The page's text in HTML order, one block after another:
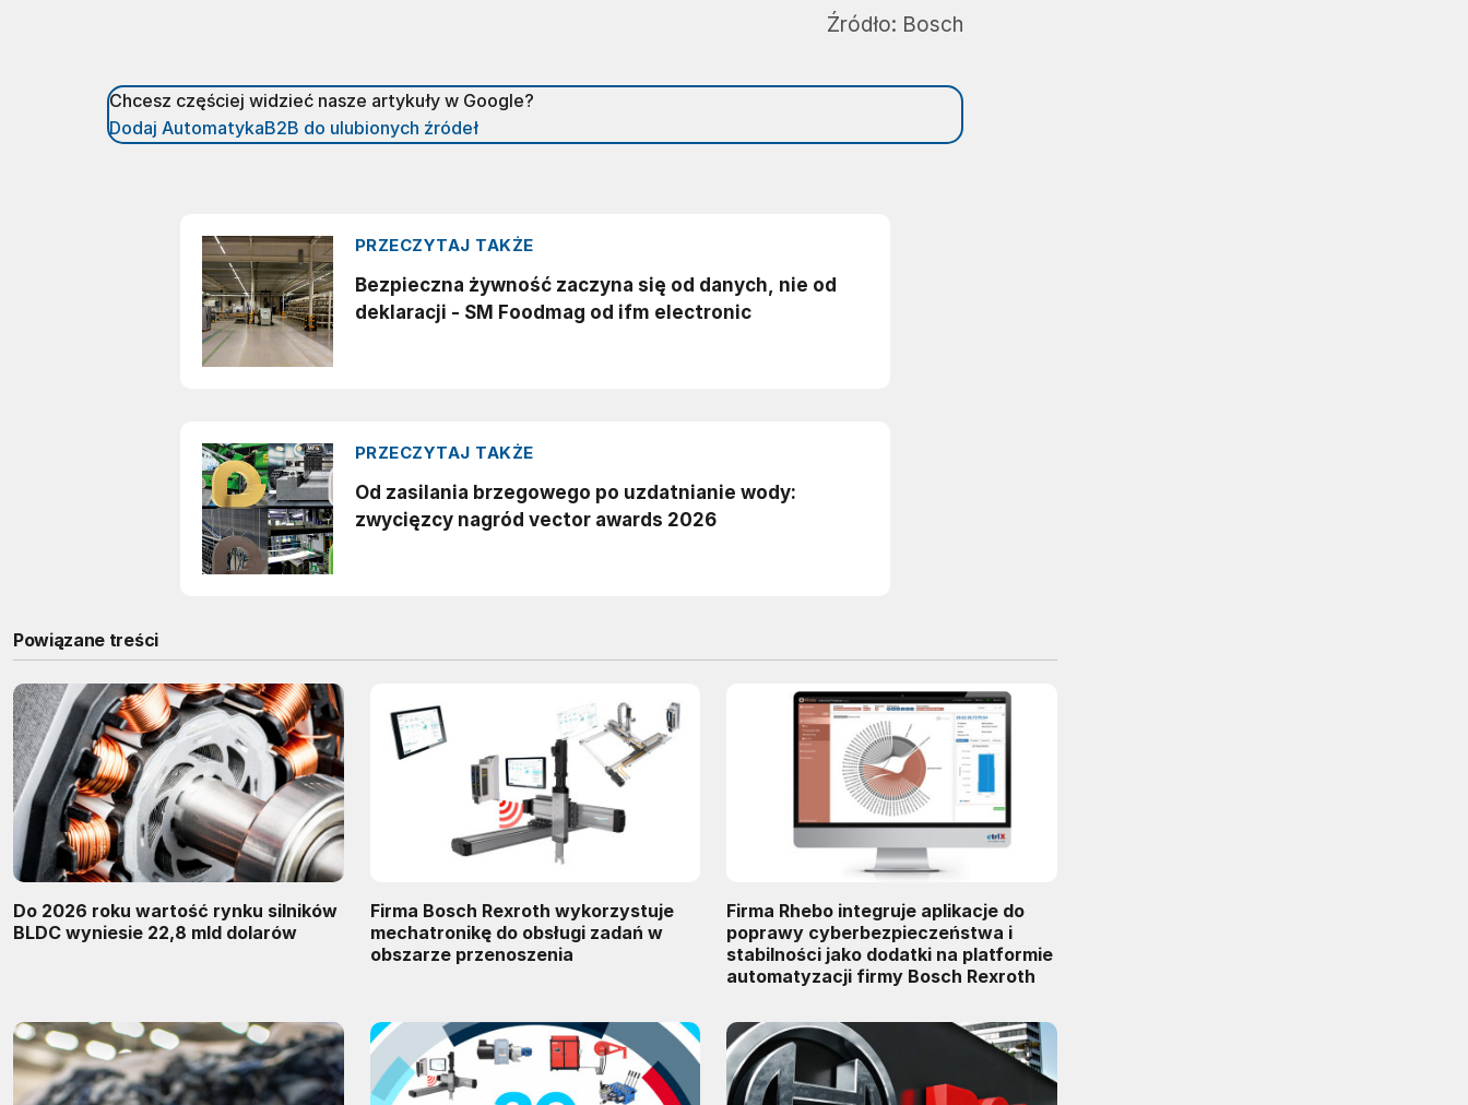
Źródło: Bosch
Chcesz częściej widzieć nasze artykuły w Google?
Dodaj AutomatykaB2B do ulubionych źródeł
Powiązane treści
Do 2026 roku wartość rynku silników
BLDC wyniesie 22,8 mld dolarów
Firma Bosch Rexroth wykorzystuje
mechatronikę do obsługi zadań w
obszarze przenoszenia
Firma Rhebo integruje aplikacje do
poprawy cyberbezpieczeństwa i
stabilności jako dodatki na platformie
automatyzacji firmy Bosch Rexroth